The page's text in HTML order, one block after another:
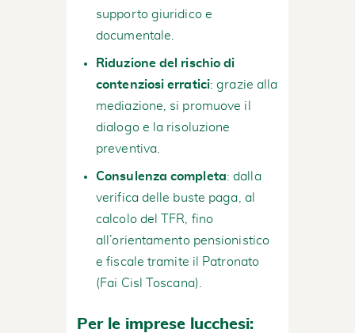
supporto giuridico e
documentale.
Riduzione del rischio di
contenziosi erratici: grazie alla
mediazione, si promuove il
dialogo e la risoluzione
preventiva.
Consulenza completa: dalla
verifica delle buste paga, al
calcolo del TFR, fino
all’orientamento pensionistico
e fiscale tramite il Patronato
(Fai Cisl Toscana).
Per le imprese lucchesi: